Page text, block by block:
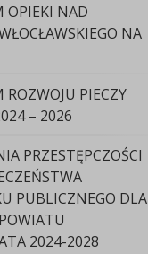
OPIEKI NAD
NA
ROZWOJU PIECZY
– 2026
PRZESTĘPCZOŚCI
PUBLICZNEGO DLA
2024-2028